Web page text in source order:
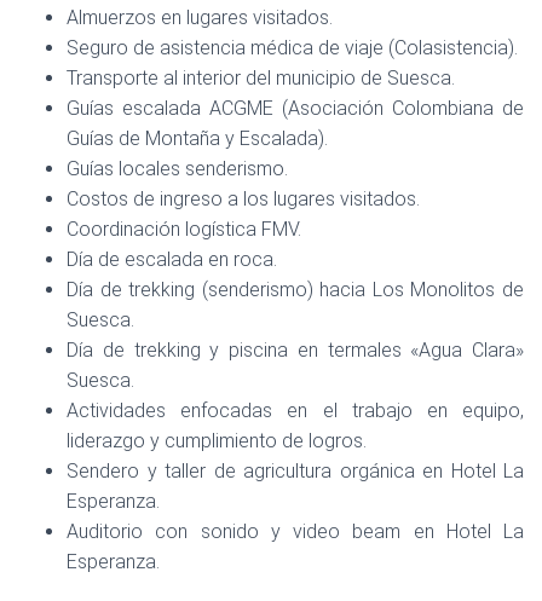
Almuerzos en lugares visitados.
Seguro de asistencia médica de viaje (Colasistencia).
Transporte al interior del municipio de Suesca.
Guías escalada ACGME (Asociación Colombiana de
Guías de Montaña y Escalada).
Guías locales senderismo.
Costos de ingreso a los lugares visitados.
Coordinación logística FMV.
Día de escalada en roca.
Día de trekking (senderismo) hacia Los Monolitos de
Suesca.
Día de trekking y piscina en termales «Agua Clara»
Suesca.
Actividades enfocadas en el trabajo en equipo,
liderazgo y cumplimiento de logros.
Sendero y taller de agricultura orgánica en Hotel La
Esperanza.
Auditorio con sonido y video beam en Hotel La
Esperanza.